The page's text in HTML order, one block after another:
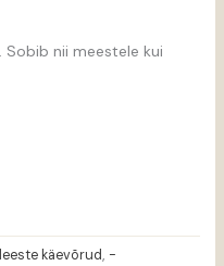
Sobib nii meestele kui
käevõrud, -